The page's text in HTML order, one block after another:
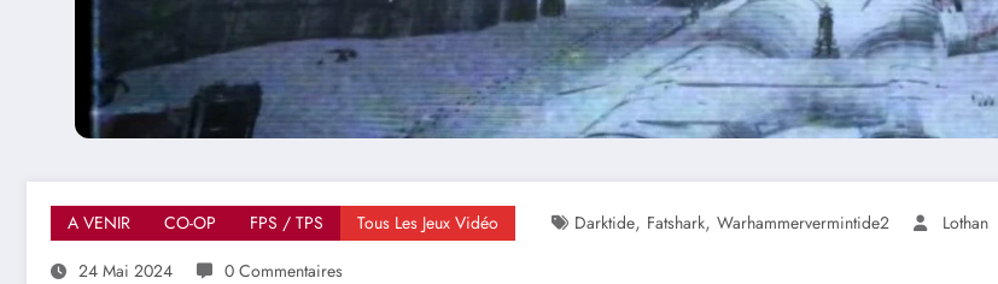
A VENIR CO-OP FPS / TPS Tous Les Jeux Vidéo Darktide, Fatshark, Warhammervermintide2
Lothan
24 Mai 2024
0 Commentaires